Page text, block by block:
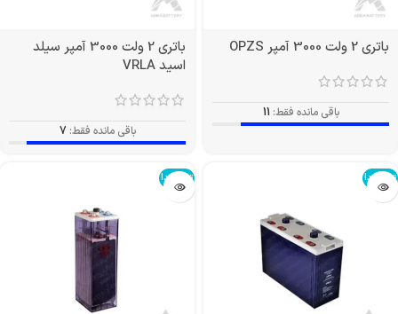
باتری 2 ولت 3000 آمپر OPZS
باقی مانده فقط: 11
باتری 2 ولت 3000 آمپر سیلد
اسید VRLA
باقی مانده فقط: 7
تمام شد! تمام شد!